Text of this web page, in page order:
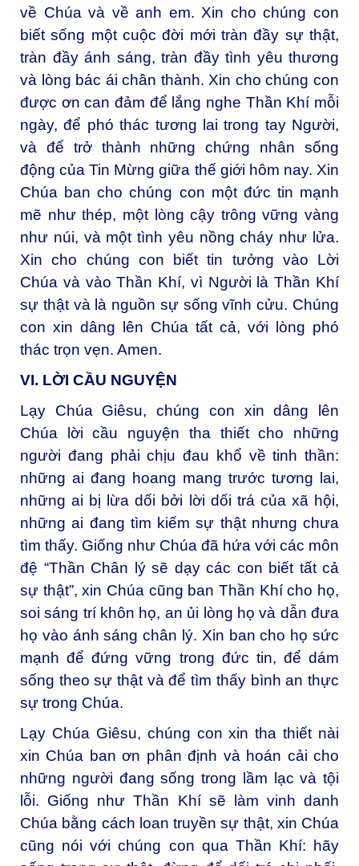
về Chúa và về anh em. Xin cho chúng con
biết sống một cuộc đời mới tràn đầy sự thật,
tràn đầy ánh sáng, tràn đầy tình yêu thương
và lòng bác ái chân thành. Xin cho chúng con
được ơn can đảm để lắng nghe Thần Khí mỗi
ngày, để phó thác tương lai trong tay Người,
và để trở thành những chứng nhân sống
động của Tin Mừng giữa thế giới hôm nay. Xin
Chúa ban cho chúng con một đức tin mạnh
mẽ như thép, một lòng cậy trông vững vàng
như núi, và một tình yêu nồng cháy như lửa.
Xin cho chúng con biết tin tưởng vào Lời
Chúa và vào Thần Khí, vì Người là Thần Khí
sự thật và là nguồn sự sống vĩnh cửu. Chúng
con xin dâng lên Chúa tất cả, với lòng phó
thác trọn vẹn. Amen.
VI. LỜI CẦU NGUYỆN
Lạy Chúa Giêsu, chúng con xin dâng lên
Chúa lời cầu nguyện tha thiết cho những
người đang phải chịu đau khổ về tinh thần:
những ai đang hoang mang trước tương lai,
những ai bị lừa dối bởi lời dối trá của xã hội,
những ai đang tìm kiếm sự thật nhưng chưa
tìm thấy. Giống như Chúa đã hứa với các môn
đệ “Thần Chân lý sẽ dạy các con biết tất cả
sự thật”, xin Chúa cũng ban Thần Khí cho họ,
soi sáng trí khôn họ, an ủi lòng họ và dẫn đưa
họ vào ánh sáng chân lý. Xin ban cho họ sức
mạnh để đứng vững trong đức tin, để dám
sống theo sự thật và để tìm thấy bình an thực
sự trong Chúa.
Lạy Chúa Giêsu, chúng con xin tha thiết nài
xin Chúa ban ơn phân định và hoán cải cho
những người đang sống trong lầm lạc và tội
lỗi. Giống như Thần Khí sẽ làm vinh danh
Chúa bằng cách loan truyền sự thật, xin Chúa
cũng nói với chúng con qua Thần Khí: hãy